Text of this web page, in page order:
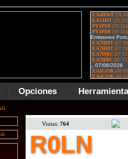
Opciones
Visitas: 764
R0LN